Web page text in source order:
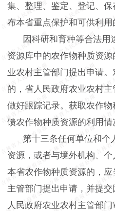
集、整理、鉴定、登记、
布本省重点保护和可供利用
因科研和育种等合法
资源库中的农作物种质资
业农村主管部门提出申请
的，省人民政府农业农村
做好跟踪记录。获取农作
馈农作物种质资源的利用情
第十三条任何单位和个
资源，或者与境外机构、
本省农作物种质资源的，
主管部门提出申请，并提
人民政府农业农村主管部